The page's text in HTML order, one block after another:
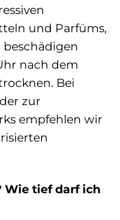
und Parfüms,
beschädigen
nach dem
Bei
zur
empfehlen wir
Wie tief darf ich